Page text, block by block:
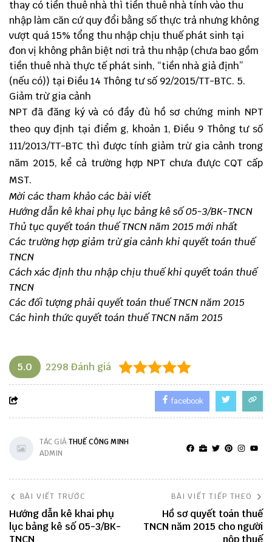
thay có tiền thuê nhà thì tiền thuê nhà tính vào thu
nhập làm căn cứ quy đổi bằng số thực trả nhưng không
vượt quá 15% tổng thu nhập chịu thuế phát sinh tại
đon vị không phân biệt nơi trả thu nhập (chưa bao gồm
tiền thuê nhà thực tế phát sinh, “tiền nhà giả định”
(nếu có)) tại Điều 14 Thông tư số 92/2015/TT-BTC. 5.
Giảm trừ gia cảnh
NPT đã đăng ký và có đầy đù hồ sơ chứng minh NPT
theo quy định tại điểm g, khoản 1, Điều 9 Thông tư số
111/2013/TT-BTC thì được tính giảm trừ gia cảnh trong
năm 2015, kể cả trường hợp NPT chưa đưực CQT cấp
MST.
Mời các tham khảo các bài viết
Hướng dẫn kê khai phụ lục bảng kê số 05-3/BK-TNCN
Thủ tục quyết toán thuế TNCN năm 2015 mới nhất
Các trường hợp giảm trừ gia cảnh khi quyết toán thuế
TNCN
Cách xác định thu nhập chịu thuế khi quyết toán thuế
TNCN
Các đối tượng phải quyết toán thuế TNCN năm 2015
Các hình thức quyết toán thuế TNCN năm 2015
5.0 2298 Đánh giá
facebook
TÁC GIẢTHUẾ CÔNG MINH
ADMIN
BÀI VIẾT TRƯỚC
Hướng dẫn kê khai phụ
lục bảng kê số 05-3/BK-
TNCN
BÀI VIẾT TIẾP THEO
Hồ sơ quyết toán thuế
TNCN năm 2015 cho người
nộp thuế